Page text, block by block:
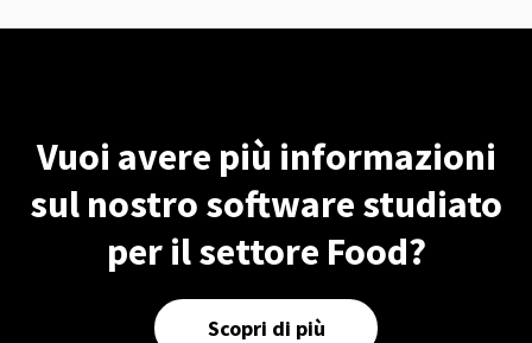
Vuoi avere più informazioni
sul nostro software studiato
per il settore Food?
Scopri di più